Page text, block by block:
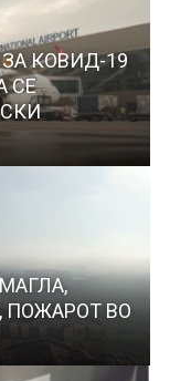
КОВИД-19
СЕ
ПОЖАРОТ ВО